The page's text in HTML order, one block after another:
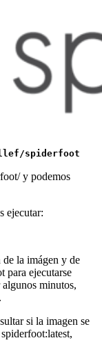
spiderfoot
y podemos
ejecutar:
de la imágen y de
para ejecutarse
minutos,
si la imagen se